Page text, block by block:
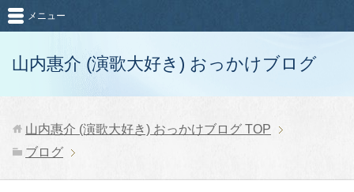
山内惠介 (演歌大好き) おっかけブログ
メニュー
山内惠介 (演歌大好き) おっかけブログ TOP
ブログ